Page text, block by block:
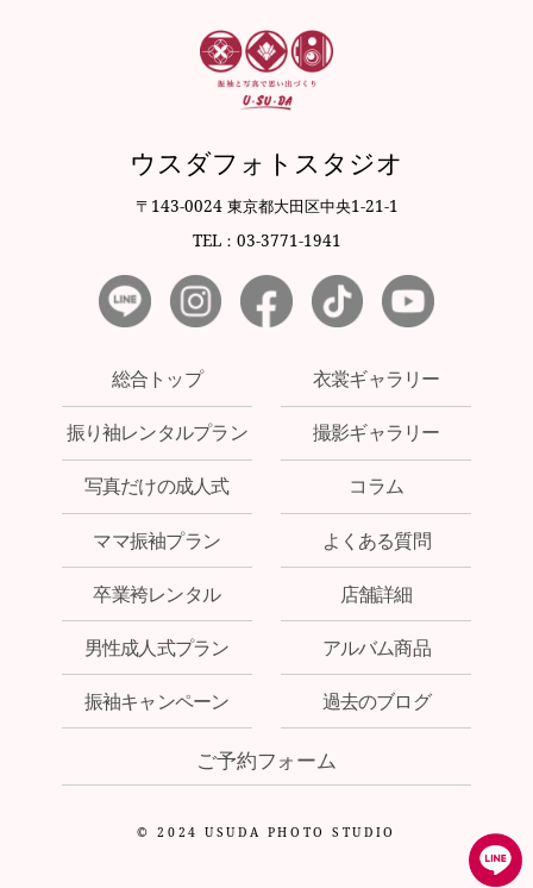
ウスダフォトスタジオ
〒143-0024 東京都大田区中央1-21-1
TEL：03-3771-1941
総合トップ
振り袖レンタルプラン
写真だけの成人式
ママ振袖プラン
卒業袴レンタル
男性成人式プラン
振袖キャンペーン
衣裳ギャラリー
撮影ギャラリー
コラム
よくある質問
店舗詳細
アルバム商品
過去のブログ
ご予約フォーム
© 2024 USUDA PHOTO STUDIO